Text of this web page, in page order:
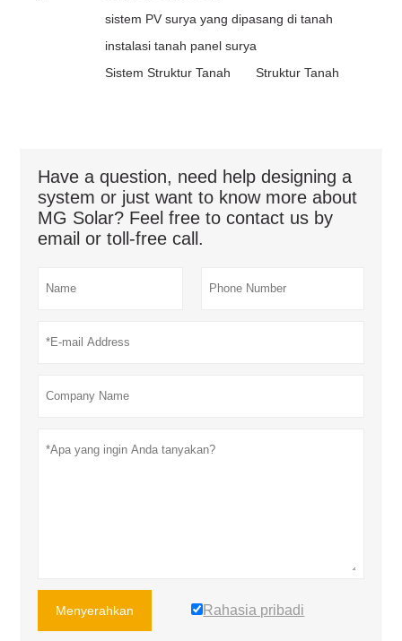
sistem PV surya yang dipasang di tanah
instalasi tanah panel surya
Sistem Struktur Tanah
Struktur Tanah
Have a question, need help designing a
system or just want to know more about
MG Solar? Feel free to contact us by
email or toll-free call.
Menyerahkan Rahasia pribadi